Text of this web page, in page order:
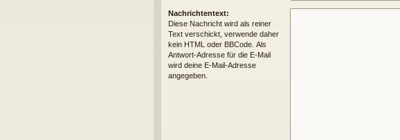
Nachrichtentext:
Diese Nachricht wird als reiner
Text verschickt, verwende daher
kein HTML oder BBCode. Als
Antwort-Adresse für die E-Mail
wird deine E-Mail-Adresse
angegeben.